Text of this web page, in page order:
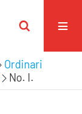
Ordinari
No. I.